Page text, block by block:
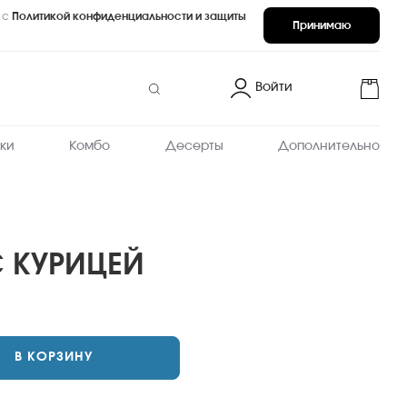
Принимаю
с Политикой конфиденциальности и защиты
Войти
Комбо Десерты Дополнительно
В КОРЗИНУ